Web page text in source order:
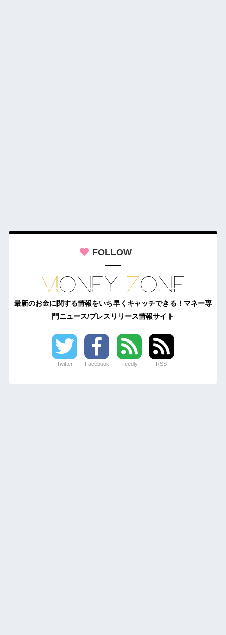
FOLLOW
最新のお金に関する情報をいち早くキャッチできる！マネー専
門ニュース/プレスリリース情報サイト
Twitter Facebook Feedly RSS